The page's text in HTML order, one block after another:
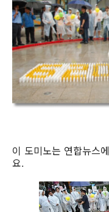
이 도미노는 연합뉴스
요.